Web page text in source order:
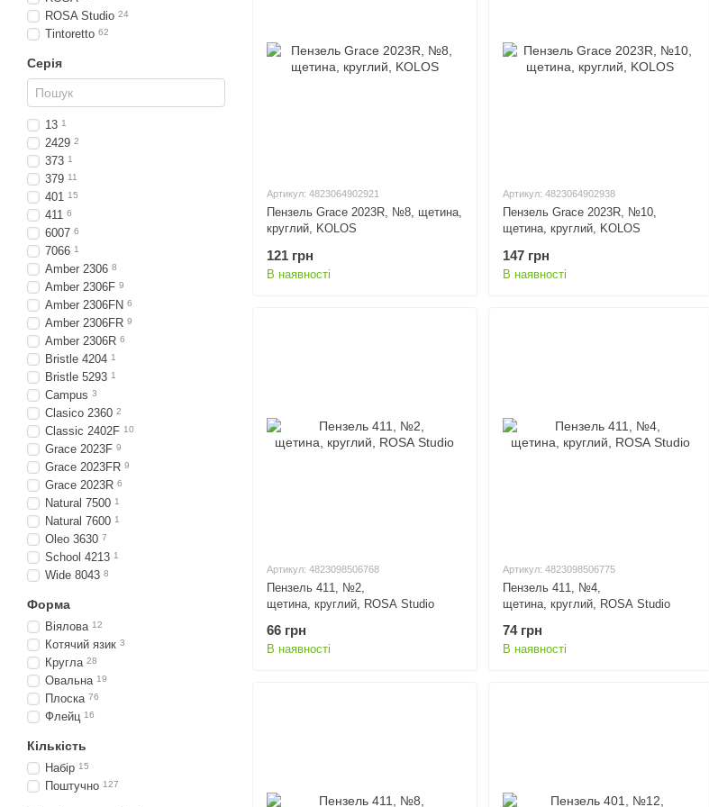
Артикул: 4823064902921
Пензель Grace 2023R, №8, щетина,
круглий, KOLOS
121 грн
В наявності
Артикул: 4823064902938
Пензель Grace 2023R, №10,
щетина, круглий, KOLOS
147 грн
В наявності
Артикул: 4823098506768
Пензель 411, №2,
щетина, круглий, ROSA Studio
66 грн
В наявності
Артикул: 4823098506775
Пензель 411, №4,
щетина, круглий, ROSA Studio
74 грн
В наявності
ROSA Studio 24
Tintoretto 62
Серія
13 1
2429 2
373 1
379 11
401 15
411 6
6007 6
7066 1
Amber 2306 8
Amber 2306F 9
Amber 2306FN 6
Amber 2306FR 9
Amber 2306R 6
Bristle 4204 1
Bristle 5293 1
Campus 3
Clasico 2360 2
Classic 2402F 10
Grace 2023F 9
Grace 2023FR 9
Grace 2023R 6
Natural 7500 1
Natural 7600 1
Oleo 3630 7
School 4213 1
Wide 8043 8
Форма
Віялова 12
Котячий язик 3
Кругла 28
Овальна 19
Плоска 76
Флейц 16
Кількість
Набір 15
Поштучно 127